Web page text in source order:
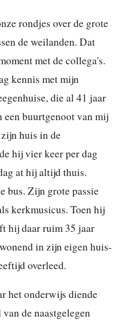
rondjes over de grote
de weilanden. Dat
met de collega's.
kennis met mijn
die al 41 jaar
een buurtgenoot van mij
huis in de
hij vier keer per dag
at hij altijd thuis.
bus. Zijn grote passie
kerkmusicus. Toen hij
hij daar ruim 35 jaar
in zijn eigen huis-
overleed.
het onderwijs diende
de naastgelegen